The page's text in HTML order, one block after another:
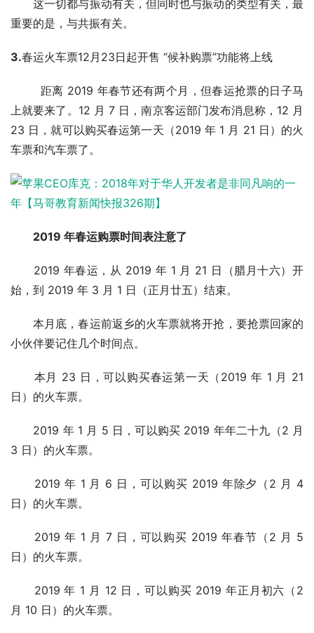
这一切都与振动有关，但同时也与振动的类型有关，最
重要的是，与共振有关。
3.春运火车票12月23日起开售 “候补购票”功能将上线
距离 2019 年春节还有两个月，但春运抢票的日子马
上就要来了。12 月 7 日，南京客运部门发布消息称，12 月
23 日，就可以购买春运第一天（2019 年 1 月 21 日）的火
车票和汽车票了。
2019 年春运购票时间表注意了
2019 年春运，从 2019 年 1 月 21 日（腊月十六）开
始，到 2019 年 3 月 1 日（正月廿五）结束。
本月底，春运前返乡的火车票就将开抢，要抢票回家的
小伙伴要记住几个时间点。
本月 23 日，可以购买春运第一天（2019 年 1 月 21
日）的火车票。
2019 年 1 月 5 日，可以购买 2019 年年二十九（2 月
3 日）的火车票。
2019 年 1 月 6 日，可以购买 2019 年除夕（2 月 4
日）的火车票。
2019 年 1 月 7 日，可以购买 2019 年春节（2 月 5
日）的火车票。
2019 年 1 月 12 日，可以购买 2019 年正月初六（2
月 10 日）的火车票。